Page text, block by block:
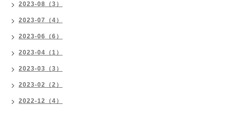
2023-08（3）
2023-07（4）
2023-06（6）
2023-04（1）
2023-03（3）
2023-02（2）
2022-12（4）